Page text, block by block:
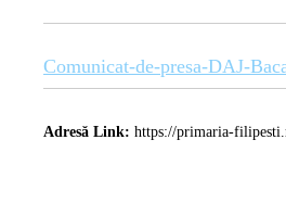
Comunicat-de-presa-DAJ-
Adresă Link: https://primaria-